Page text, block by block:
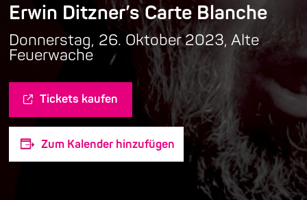
Erwin Ditzner’s Carte Blanche
Donnerstag, 26. Oktober 2023, Alte
Feuerwache
Tickets kaufen
Zum Kalender hinzufügen